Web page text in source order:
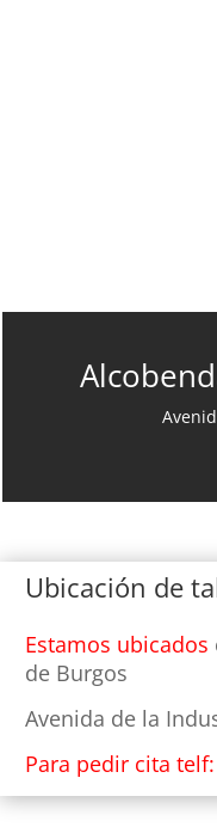
Ubicación de
Estamos ubicados
de Burgos
Avenida de la
Para pedir cita